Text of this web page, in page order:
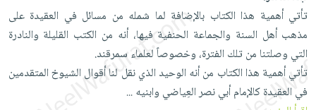
العناية
بالأسنان
الحمية
والتغذية
أدوات
المائدة
الأوعية
والتخزين
أدوات
الأكثر
مبيعاً
العودة
للمدارس
اكسسوارات
شحن
مجاني
بنود
مختارة
اشتراكات
تأتي أهمية هذا الكتاب بالإضافة لما شمله من مسائل في العقيدة على
مذهب أهل السنة والجماعة الحنفية فيها، أنه من الكتب القليلة والنادرة
التي وصلتنا من تلك الفترة، وخصوصاً لعلماء سمرقند.
تأتي أهمية هذا الكتاب من أنه الوحيد الذي نقل لنا أقوال الشيوخ المتقدمين
في العقيدة كالإمام أبي نصر العِياضي وابنيه...